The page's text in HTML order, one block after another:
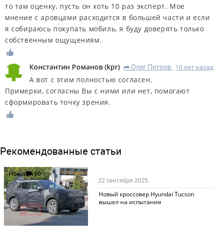
то там оценку, пусть он хоть 10 раз эксперт. Мое
мнение с аровцами расходится в большей части и если
я собираюсь покупать мобиль, я буду доверять только
собственным ощущениям.
Константин Романов (kpr) R Олег Петров 10 лет назад
А вот с этим полностью согласен.
Примерки, согласны Вы с ними или нет, помогают
сформировать точку зрения.
Рекомендованные статьи
Новости60
Новый кроссовер Hyundai Tucson
вышел на испытания
22 сентября 2025